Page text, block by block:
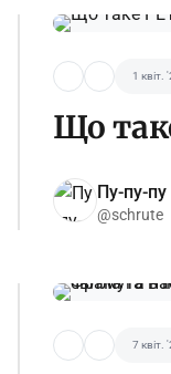
1 квіт.
Що
Пу-пу-пу
@schrute
7 квіт.